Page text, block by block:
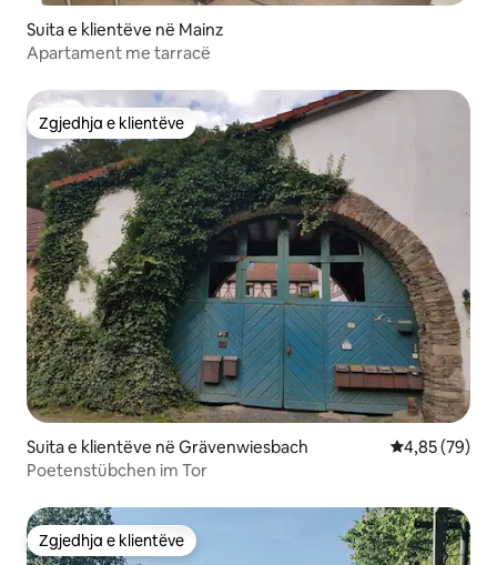
Suita e klientëve në Mainz
Apartament me tarracë
Zgjedhja e klientëve
Zgjedhja e klientëve
Suita e klientëve në Grävenwiesbach Vlerësimi
4,85 (79)
Poetenstübchen im Tor
Zgjedhja e klientëve
Zgjedhja e klientëve